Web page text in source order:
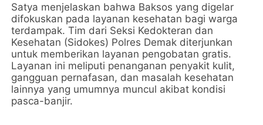
Satya menjelaskan bahwa Baksos yang digelar
difokuskan pada layanan kesehatan bagi warga
terdampak. Tim dari Seksi Kedokteran dan
Kesehatan (Sidokes) Polres Demak diterjunkan
untuk memberikan layanan pengobatan gratis.
Layanan ini meliputi penanganan penyakit kulit,
gangguan pernafasan, dan masalah kesehatan
lainnya yang umumnya muncul akibat kondisi
pasca-banjir.